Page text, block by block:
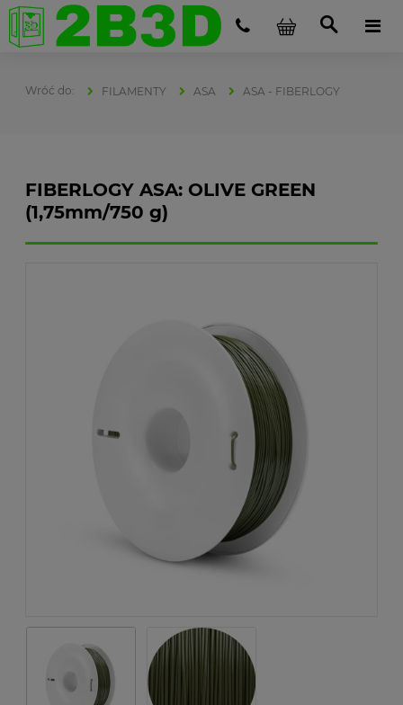
FILAMENTY ASA ASA - FIBERLOGY
FIBERLOGY ASA: OLIVE GREEN
(1,75mm/750 g)